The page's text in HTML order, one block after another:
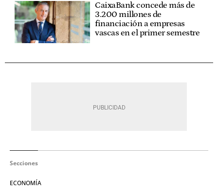
CaixaBank concede más de
3.200 millones de
financiación a empresas
vascas en el primer semestre
Secciones
ECONOMÍA